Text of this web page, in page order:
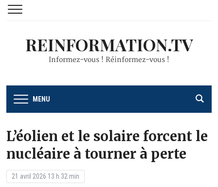
REINFORMATION.TV
Informez-vous ! Réinformez-vous !
MENU
L’éolien et le solaire forcent le
nucléaire à tourner à perte
21 avril 2026 13 h 32 min